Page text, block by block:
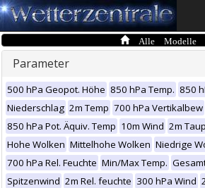
Alle Modelle
Parameter
500 hPa Geopot. Höhe 850 hPa Temp. 850
Niederschlag 2m Temp 700 hPa Vertikalbew
850 hPa Pot. Äquiv. Temp 10m Wind 2m
Hohe Wolken Mittelhohe Wolken Niedrige
700 hPa Rel. Feuchte Min/Max Temp.
Spitzenwind 2m Rel. feuchte 300 hPa Wind